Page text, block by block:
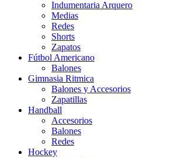
Indumentaria Arquero
Medias
Redes
Shorts
Zapatos
Fútbol Americano
Balones
Gimnasia Ritmica
Balones y Accesorios
Zapatillas
Handball
Accesorios
Balones
Redes
Hockey